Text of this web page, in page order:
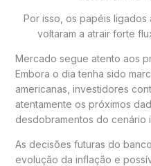
Por isso, os papéis ligados
voltaram a atrair forte
Mercado segue atento aos
Embora o dia tenha sido
americanas, investidores
atentamente os próximos
desdobramentos do cenário
As decisões futuras do
evolução da inflação e